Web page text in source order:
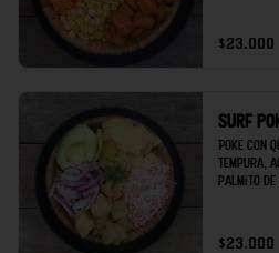
$23.000
Surf
Poke con
tempura,
palmito de
$23.000